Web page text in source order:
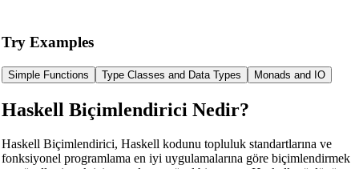
Try Examples
Simple Functions Type Classes and Data Types Monads and IO
Haskell Biçimlendirici Nedir?
Haskell Biçimlendirici, Haskell kodunu topluluk standartlarına ve
fonksiyonel programlama en iyi uygulamalarına göre biçimlendirmek